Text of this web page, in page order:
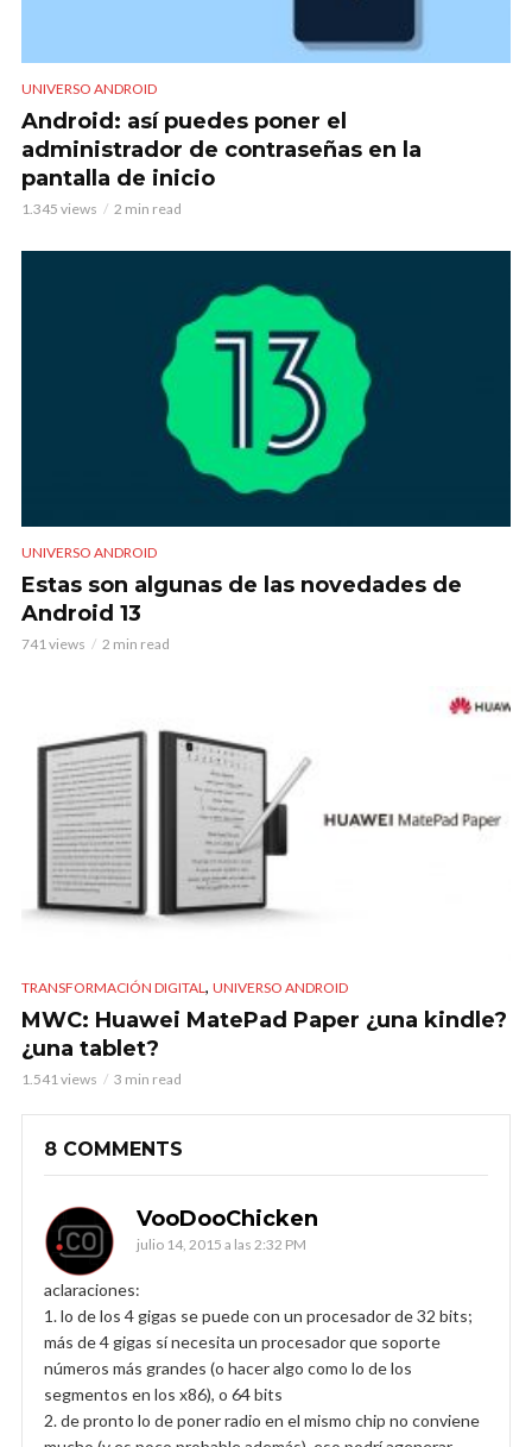
UNIVERSO ANDROID
Android: así puedes poner el
administrador de contraseñas en la
pantalla de inicio
1.345 views 2 min read
UNIVERSO ANDROID
Estas son algunas de las novedades de
Android 13
741 views 2 min read
TRANSFORMACIÓN DIGITAL, UNIVERSO ANDROID
MWC: Huawei MatePad Paper ¿una kindle?
¿una tablet?
1.541 views 3 min read
8 COMMENTS
VooDooChicken
julio 14, 2015 a las 2:32 PM
aclaraciones:
1. lo de los 4 gigas se puede con un procesador de 32 bits;
más de 4 gigas sí necesita un procesador que soporte
números más grandes (o hacer algo como lo de los
segmentos en los x86), o 64 bits
2. de pronto lo de poner radio en el mismo chip no conviene